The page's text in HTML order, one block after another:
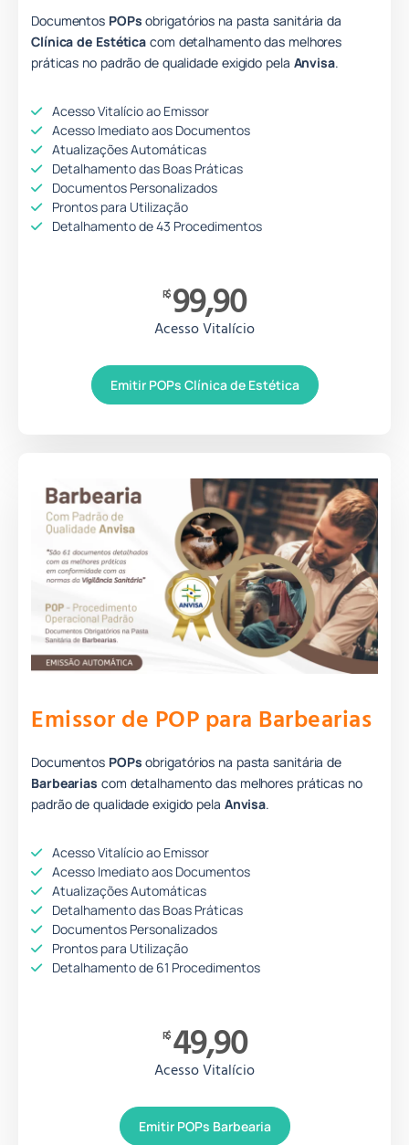
Documentos POPs obrigatórios na pasta sanitária da
Clínica de Estética com detalhamento das melhores
práticas no padrão de qualidade exigido pela Anvisa.
Acesso Vitalício ao Emissor
Acesso Imediato aos Documentos
Atualizações Automáticas
Detalhamento das Boas Práticas
Documentos Personalizados
Prontos para Utilização
Detalhamento de 43 Procedimentos
R$ 99,90
Acesso Vitalício
Emitir POPs Clínica de Estética
Emissor de POP para Barbearias
Documentos POPs obrigatórios na pasta sanitária de
Barbearias com detalhamento das melhores práticas no
padrão de qualidadeexigido pela Anvisa.
Acesso Vitalício ao Emissor
Acesso Imediato aos Documentos
Atualizações Automáticas
Detalhamento das Boas Práticas
Documentos Personalizados
Prontos para Utilização
Detalhamento de 61 Procedimentos
R$ 49,90
Acesso Vitalício
Emitir POPs Barbearia